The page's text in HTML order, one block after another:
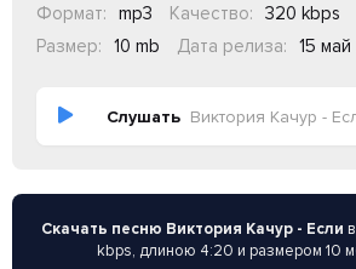
Формат: mp3 Качество: 320 kbps
Размер:
10 mb Дата релиза: 15 май
Слушать Виктория Качур -
Скачать песню Виктория Качур - Если
kbps, длиною 4:20 и размером 10